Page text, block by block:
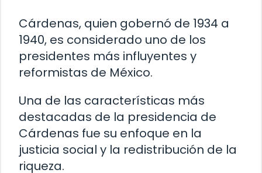
Cárdenas, quien gobernó de 1934 a
1940, es considerado uno de los
presidentes más influyentes y
reformistas de México.
Una de las características más
destacadas de la presidencia de
Cárdenas fue su enfoque en la
justicia social y la redistribución de la
riqueza.